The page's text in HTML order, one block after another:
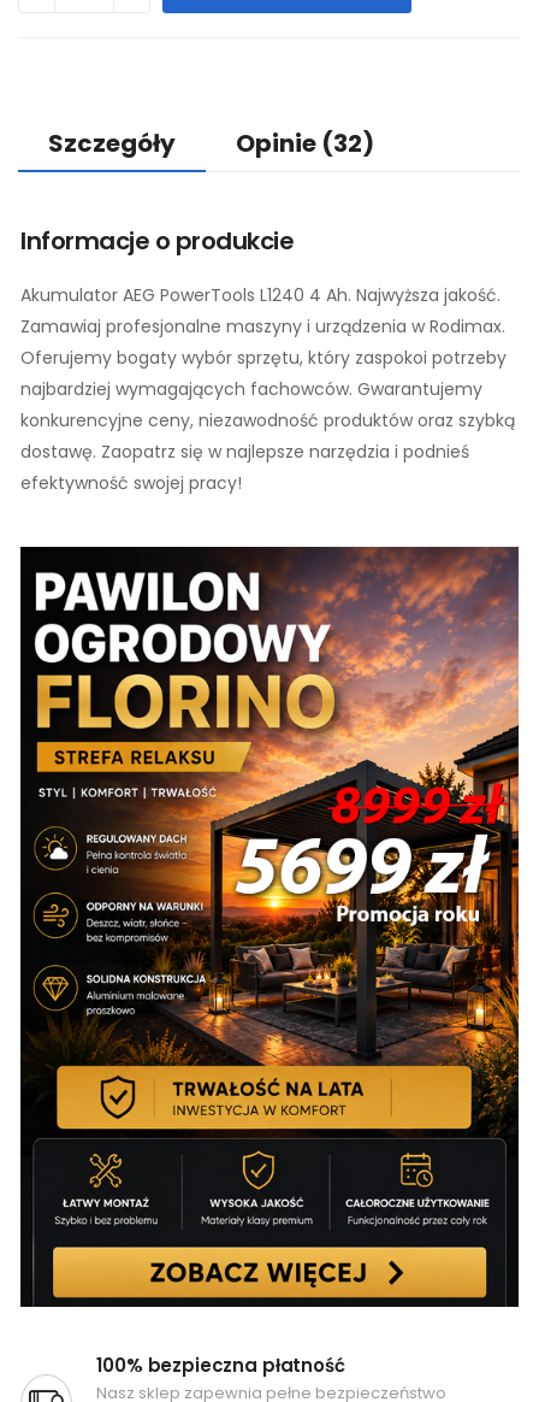
Szczegóły Opinie (32)
Informacje o produkcie
Akumulator AEG PowerTools L1240 4 Ah. Najwyższa jakość.
Zamawiaj profesjonalne maszyny i urządzenia w Rodimax.
Oferujemy bogaty wybór sprzętu, który zaspokoi potrzeby
najbardziej wymagających fachowców. Gwarantujemy
konkurencyjne ceny, niezawodność produktów oraz szybką
dostawę. Zaopatrz się w najlepsze narzędzia i podnieś
efektywność swojej pracy!
100% bezpieczna płatność
Nasz sklep zapewnia pełne bezpieczeństwo